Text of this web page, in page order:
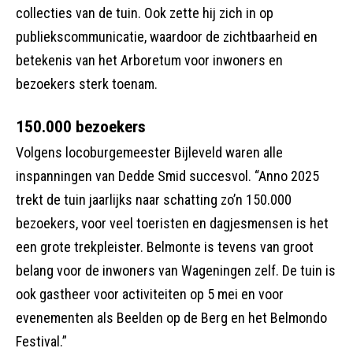
collecties van de tuin. Ook zette hij zich in op
publiekscommunicatie, waardoor de zichtbaarheid en
betekenis van het Arboretum voor inwoners en
bezoekers sterk toenam.
150.000 bezoekers
Volgens locoburgemeester Bijleveld waren alle
inspanningen van Dedde Smid succesvol. “Anno 2025
trekt de tuin jaarlijks naar schatting zo’n 150.000
bezoekers, voor veel toeristen en dagjesmensen is het
een grote trekpleister. Belmonte is tevens van groot
belang voor de inwoners van Wageningen zelf. De tuin is
ook gastheer voor activiteiten op 5 mei en voor
evenementen als Beelden op de Berg en het Belmondo
Festival.”